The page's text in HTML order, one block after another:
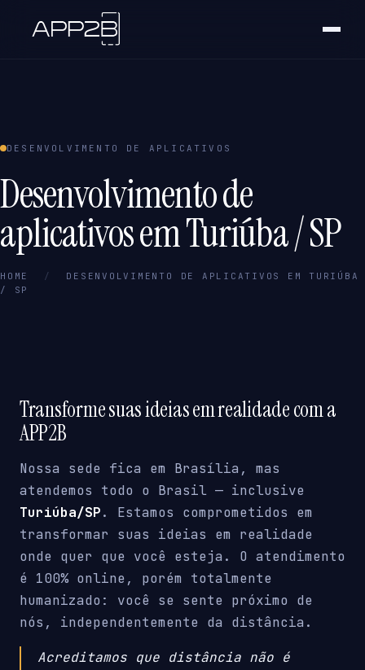
DESENVOLVIMENTO DE APLICATIVOS
Desenvolvimento de
aplicativos em Turiúba / SP
HOME /
DESENVOLVIMENTO DE APLICATIVOS EM TURIÚBA
/ SP
Transforme suas ideias em realidade com a
APP2B
Nossa sede fica em Brasília, mas
atendemos todo o Brasil — inclusive
Turiúba/SP. Estamos comprometidos em
transformar suas ideias em realidade
onde quer que você esteja. O atendimento
é 100% online, porém totalmente
humanizado: você se sente próximo de
nós, independentemente da distância.
Acreditamos que distância não é